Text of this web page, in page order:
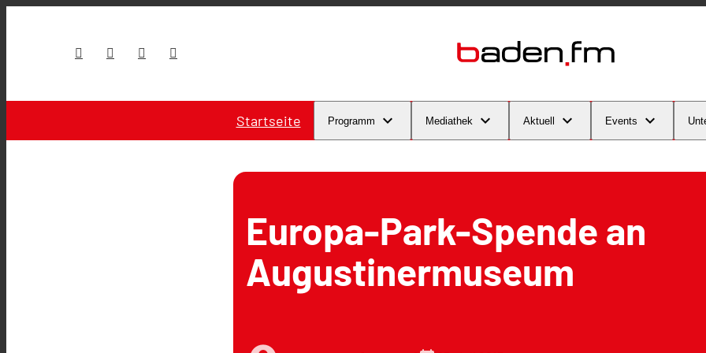
Startseite Programm Mediathek Aktuell Events
Europa-Park-Spende an
Augustinermuseum